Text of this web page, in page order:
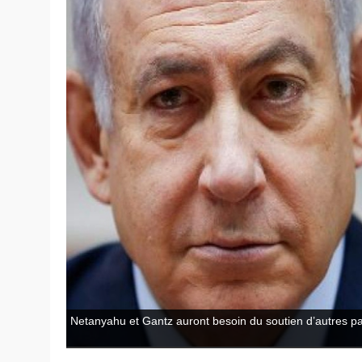
Netanyahu et Gantz auront besoin du soutien d’autres